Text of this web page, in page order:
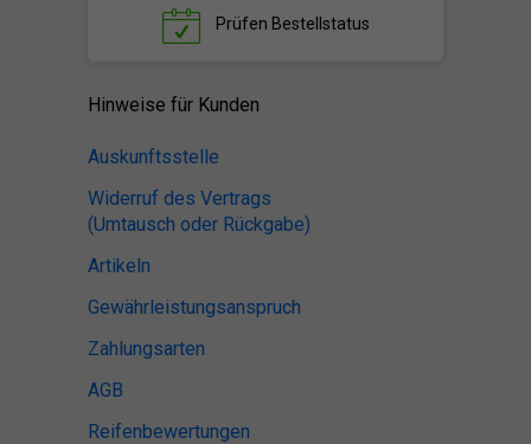
Prüfen Bestellstatus
Hinweise für Kunden
Auskunftsstelle
Widerruf des Vertrags
(Umtausch oder Rückgabe)
Artikeln
Gewährleistungsanspruch
Zahlungsarten
AGB
Reifenbewertungen